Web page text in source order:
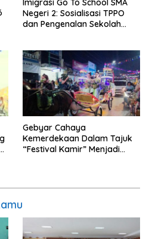
Imigrasi Go To School SMA
Negeri 2: Sosialisasi TPPO
dan Pengenalan Sekolah
Gebyar Cahaya
Kemerdekaan Dalam Tajuk
“Festival Kamir” Menjadi